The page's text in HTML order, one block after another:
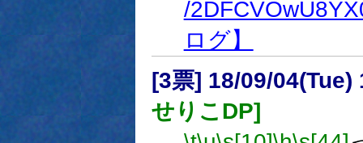
/
ログ】
[3票] 18/09/04(Tue)
せりこDP]